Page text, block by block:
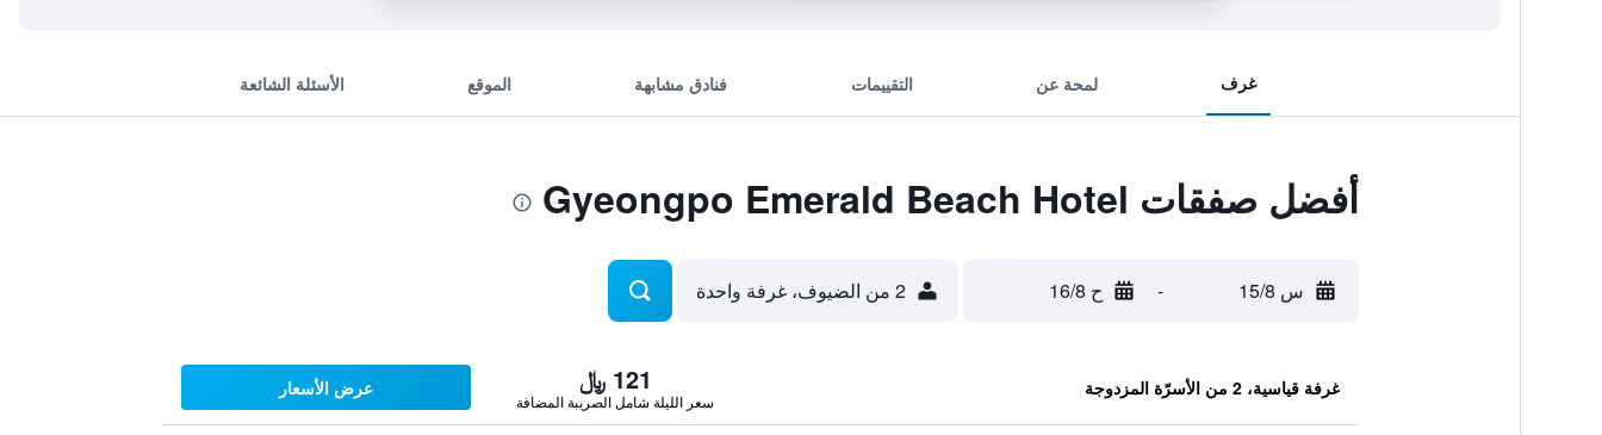
غرف لمحة عن التقييمات فنادق مشابهة الموقع الأسئلة الشائعة
أفضل صفقات Gyeongpo Emerald Beach Hotel
س 15/8 - ح 16/8 2 من الضيوف، غرفة واحدة
غرفة قياسية، 2 من الأسرّة المزدوجة 121 ﷼
سعر الليلة شامل الصريبة المضافة
عرض الأسعار